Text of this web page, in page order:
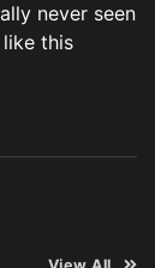
never seen
this